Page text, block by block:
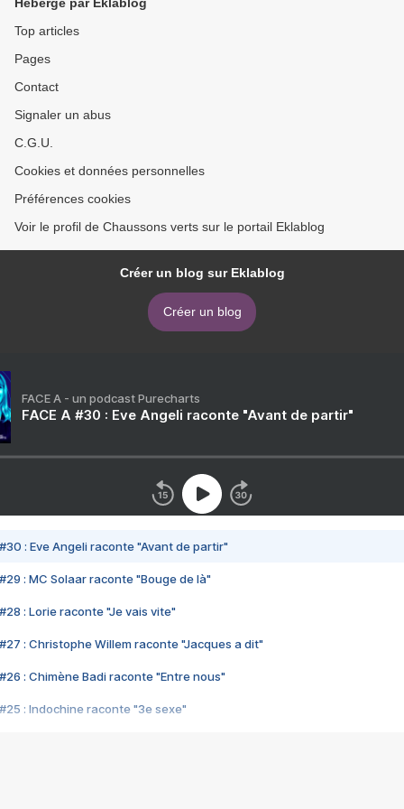
Top articles
Pages
Contact
Signaler un abus
C.G.U.
Cookies et données personnelles
Préférences cookies
Voir le profil de Chaussons verts sur le portail Eklablog
Créer un blog sur Eklablog
Créer un blog
FACE A - un podcast Purecharts
FACE A #30 : Eve Angeli raconte "Avant de partir"
#30 : Eve Angeli raconte "Avant de partir"
#29 : MC Solaar raconte "Bouge de là"
#28 : Lorie raconte "Je vais vite"
#27 : Christophe Willem raconte "Jacques a dit"
#26 : Chimène Badi raconte "Entre nous"
#25 : Indochine raconte "3e sexe"